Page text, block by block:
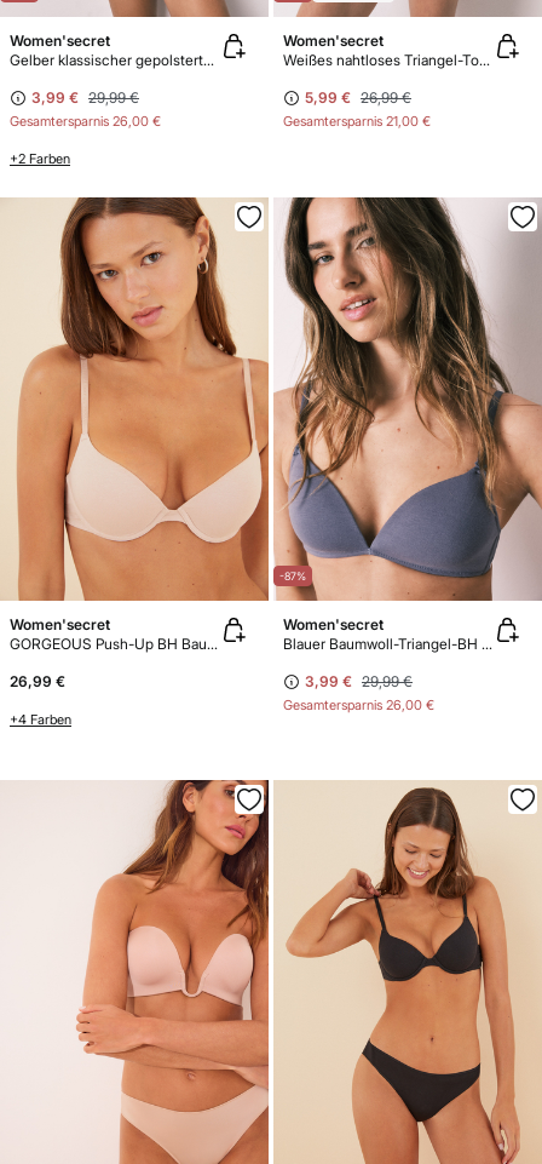
Women'secret
Gelber klassischer gepolsterter Baumwoll-BH BEAUTIFUL
3,99 € 29,99 €
Gesamtersparnis 26,00 €
+2 Farben
Women'secret
Weißes nahtloses Triangel-Top LOVELY
5,99 € 26,99 €
Gesamtersparnis 21,00 €
Women'secret
GORGEOUS Push-Up BH Baumwolle Nude
26,99 €
+4 Farben
-87%
Women'secret
Blauer Baumwoll-Triangel-BH CHARMING
3,99 € 29,99 €
Gesamtersparnis 26,00 €